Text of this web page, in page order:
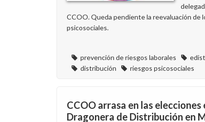
CCOO. Queda pendiente la reevaluación de
psicosociales.
prevención de riesgos laborales
distribución
riesgos psicosociales
CCOO arrasa en las elecciones
Dragonera de Distribución en